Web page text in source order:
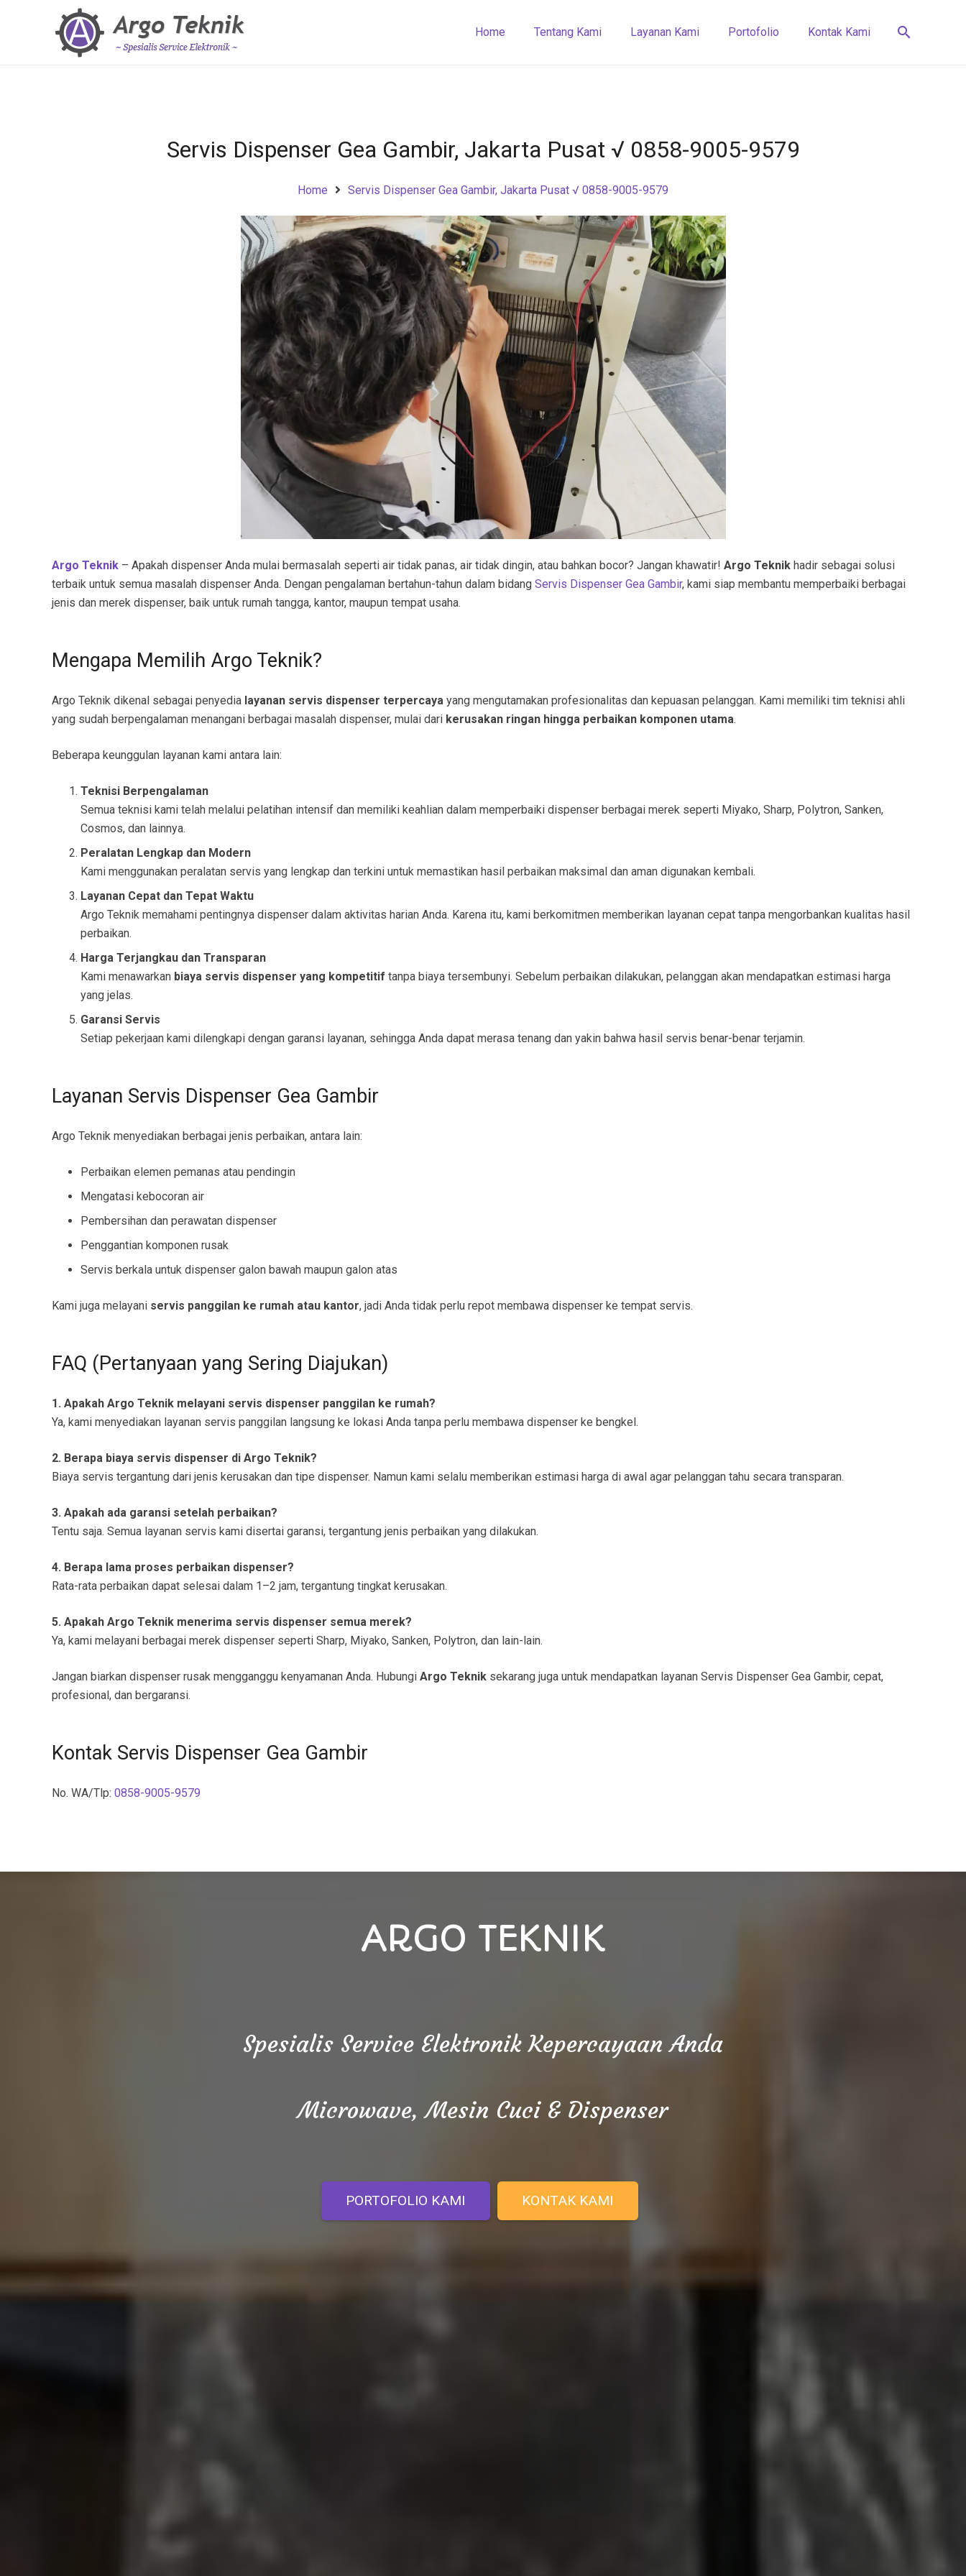
Home Tentang Kami Layanan Kami Portofolio Kontak Kami search
Servis Dispenser Gea Gambir, Jakarta Pusat √ 0858-9005-9579
Home Servis Dispenser Gea Gambir, Jakarta Pusat √ 0858-9005-9579
Argo Teknik – Apakah dispenser Anda mulai bermasalah seperti air tidak panas, air tidak dingin, atau bahkan bocor? Jangan khawatir! Argo Teknik hadir sebagai solusi
terbaik untuk semua masalah dispenser Anda. Dengan pengalaman bertahun-tahun dalam bidang Servis Dispenser Gea Gambir, kami siap membantu memperbaiki berbagai
jenis dan merek dispenser, baik untuk rumah tangga, kantor, maupun tempat usaha.
Mengapa Memilih Argo Teknik?
Argo Teknik dikenal sebagai penyedia layanan servis dispenser terpercaya yang mengutamakan profesionalitas dan kepuasan pelanggan. Kami memiliki tim teknisi ahli
yang sudah berpengalaman menangani berbagai masalah dispenser, mulai dari kerusakan ringan hingga perbaikan komponen utama.
Beberapa keunggulan layanan kami antara lain:
Teknisi Berpengalaman
Semua teknisi kami telah melalui pelatihan intensif dan memiliki keahlian dalam memperbaiki dispenser berbagai merek seperti Miyako, Sharp, Polytron, Sanken,
Cosmos, dan lainnya.
Peralatan Lengkap dan Modern
Kami menggunakan peralatan servis yang lengkap dan terkini untuk memastikan hasil perbaikan maksimal dan aman digunakan kembali.
Layanan Cepat dan Tepat Waktu
Argo Teknik memahami pentingnya dispenser dalam aktivitas harian Anda. Karena itu, kami berkomitmen memberikan layanan cepat tanpa mengorbankan kualitas hasil
perbaikan.
Harga Terjangkau dan Transparan
Kami menawarkan biaya servis dispenser yang kompetitif tanpa biaya tersembunyi. Sebelum perbaikan dilakukan, pelanggan akan mendapatkan estimasi harga
yang jelas.
Garansi Servis
Setiap pekerjaan kami dilengkapi dengan garansi layanan, sehingga Anda dapat merasa tenang dan yakin bahwa hasil servis benar-benar terjamin.
Layanan Servis Dispenser Gea Gambir
Argo Teknik menyediakan berbagai jenis perbaikan, antara lain:
Perbaikan elemen pemanas atau pendingin
Mengatasi kebocoran air
Pembersihan dan perawatan dispenser
Penggantian komponen rusak
Servis berkala untuk dispenser galon bawah maupun galon atas
Kami juga melayani servis panggilan ke rumah atau kantor, jadi Anda tidak perlu repot membawa dispenser ke tempat servis.
FAQ (Pertanyaan yang Sering Diajukan)
1. Apakah Argo Teknik melayani servis dispenser panggilan ke rumah?
Ya, kami menyediakan layanan servis panggilan langsung ke lokasi Anda tanpa perlu membawa dispenser ke bengkel.
2. Berapa biaya servis dispenser di Argo Teknik?
Biaya servis tergantung dari jenis kerusakan dan tipe dispenser. Namun kami selalu memberikan estimasi harga di awal agar pelanggan tahu secara transparan.
3. Apakah ada garansi setelah perbaikan?
Tentu saja. Semua layanan servis kami disertai garansi, tergantung jenis perbaikan yang dilakukan.
4. Berapa lama proses perbaikan dispenser?
Rata-rata perbaikan dapat selesai dalam 1–2 jam, tergantung tingkat kerusakan.
5. Apakah Argo Teknik menerima servis dispenser semua merek?
Ya, kami melayani berbagai merek dispenser seperti Sharp, Miyako, Sanken, Polytron, dan lain-lain.
Jangan biarkan dispenser rusak mengganggu kenyamanan Anda. Hubungi Argo Teknik sekarang juga untuk mendapatkan layanan Servis Dispenser Gea Gambir, cepat,
profesional, dan bergaransi.
Kontak Servis Dispenser Gea Gambir
No. WA/Tlp: 0858-9005-9579
ARGO TEKNIK
Spesialis Service Elektronik Kepercayaan Anda
Microwave, Mesin Cuci & Dispenser
PORTOFOLIO KAMI KONTAK KAMI